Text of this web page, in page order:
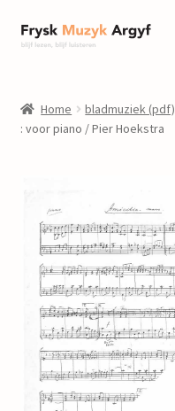
Ga
door
navigatie
Ga
naar
inhoud
informatie
Componisten
nieuws
events
contact
Home bladmuziek (pdf)
: voor piano / Pier Hoekstra